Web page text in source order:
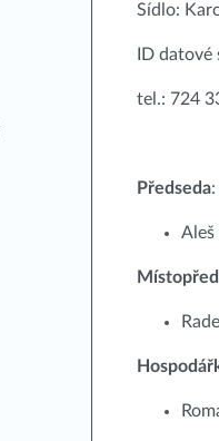
Sídlo:
ID
tel.: 724
Předseda:
Aleš